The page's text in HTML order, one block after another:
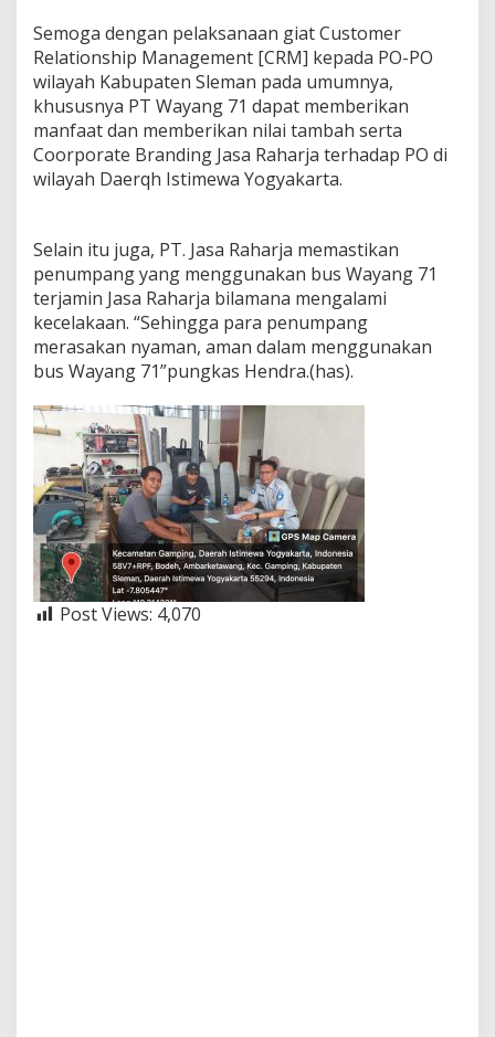
Semoga dengan pelaksanaan giat Customer
Relationship Management [CRM] kepada PO-PO
wilayah Kabupaten Sleman pada umumnya,
khususnya PT Wayang 71 dapat memberikan
manfaat dan memberikan nilai tambah serta
Coorporate Branding Jasa Raharja terhadap PO di
wilayah Daerqh Istimewa Yogyakarta.
Selain itu juga, PT. Jasa Raharja memastikan
penumpang yang menggunakan bus Wayang 71
terjamin Jasa Raharja bilamana mengalami
kecelakaan. “Sehingga para penumpang
merasakan nyaman, aman dalam menggunakan
bus Wayang 71”pungkas Hendra.(has).
Post Views: 4,070